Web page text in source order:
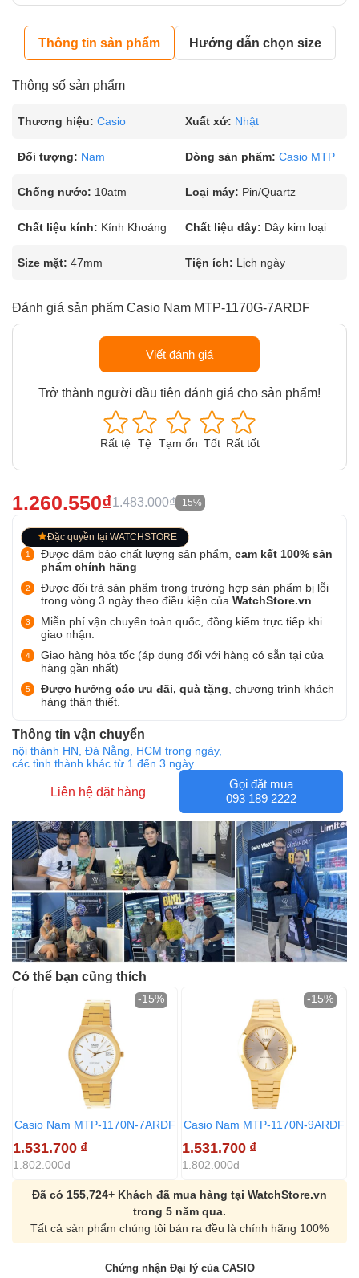
Thông tin sản phẩm Hướng dẫn chọn size
Thông số sản phẩm
Thương hiệu: Casio Xuất xứ: Nhật
Đối tượng: Nam Dòng sản phẩm: Casio MTP
Chống nước: 10atm Loại máy: Pin/Quartz
Chất liệu kính: Kính Khoáng Chất liệu dây: Dây kim loại
Size mặt: 47mm Tiện ích: Lịch ngày
Đánh giá sản phẩm Casio Nam MTP-1170G-7ARDF
Viết đánh giá
Trở thành người đầu tiên đánh giá cho sản phẩm!
Rất tệ Tệ Tạm ổn Tốt Rất tốt
1.260.550₫1.483.000₫ -15%
Đặc quyền tại WATCHSTORE
Được đảm bảo chất lượng sản phẩm, cam kết 100% sản
phẩm chính hãng
Được đổi trả sản phẩm trong trường hợp sản phẩm bị lỗi
trong vòng 3 ngày theo điều kiện của WatchStore.vn
Miễn phí vận chuyển toàn quốc, đồng kiểm trực tiếp khi
giao nhận.
Giao hàng hỏa tốc (áp dụng đối với hàng có sẵn tại cửa
hàng gần nhất)
Được hưởng các ưu đãi, quà tặng , chương trình khách
hàng thân thiết.
Thông tin vận chuyển
nội thành HN, Đà Nẵng, HCM trong ngày,
các tỉnh thành khác từ 1 đến 3 ngày
Liên hệ đặt hàng
Gọi đặt mua
093 189 2222
Có thể bạn cũng thích
Casio Nam MTP-1170N-7ARDF
1.531.700 ₫
1.802.000đ
-15%
Casio Nam MTP-1170N-9ARDF
1.531.700 ₫
1.802.000đ
-15%
Đã có 155,724+ Khách đã mua hàng tại WatchStore.vn
trong 5 năm qua.
Tất cả sản phẩm chúng tôi bán ra đều là chính hãng 100%
Chứng nhận Đại lý của CASIO